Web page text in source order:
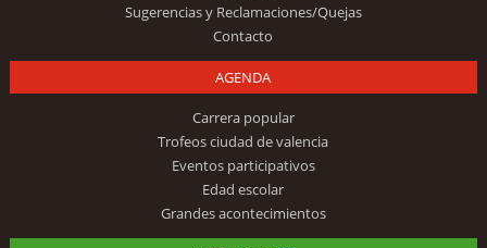
Sugerencias y Reclamaciones/Quejas
Contacto
AGENDA
Carrera popular
Trofeos ciudad de valencia
Eventos participativos
Edad escolar
Grandes acontecimientos